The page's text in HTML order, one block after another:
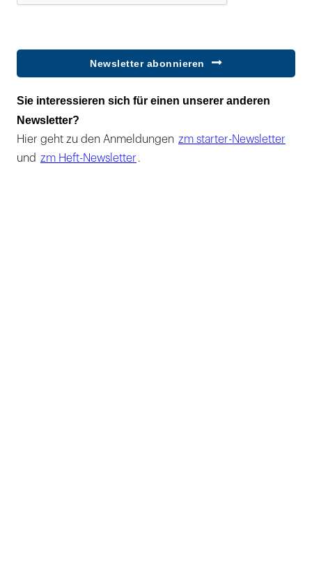
Newsletter abonnieren
Sie interessieren sich für einen unserer anderen
Newsletter?
Hier geht zu den Anmeldungen zm starter-Newsletter
und zm Heft-Newsletter .